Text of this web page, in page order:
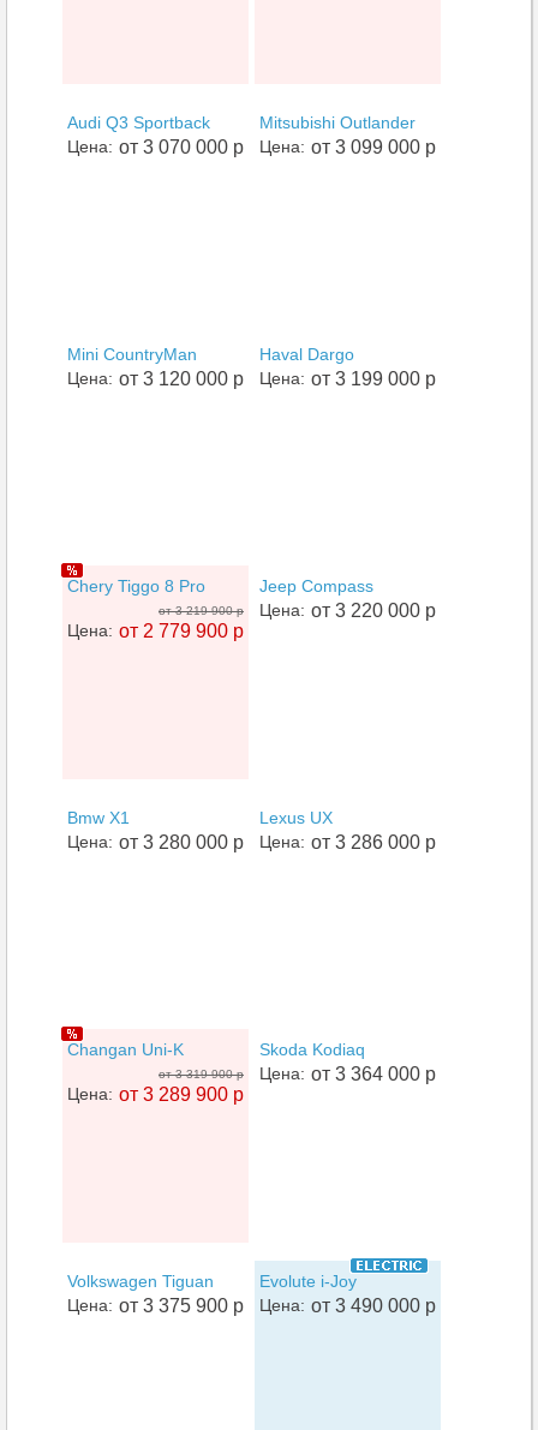
Audi Q3 Sportback
от 3 070 000 р
Цена:
Mitsubishi Outlander
от 3 099 000 р
Цена:
Mini CountryMan
от 3 120 000 р
Цена:
Haval Dargo
от 3 199 000 р
Цена:
Chery Tiggo 8 Pro
от 3 219 900 р
от 2 779 900 р
Цена:
Jeep Compass
от 3 220 000 р
Цена:
Bmw X1
от 3 280 000 р
Цена:
Lexus UX
от 3 286 000 р
Цена:
Changan Uni-K
от 3 319 900 р
от 3 289 900 р
Цена:
Skoda Kodiaq
от 3 364 000 р
Цена:
Volkswagen Tiguan
от 3 375 900 р
Цена:
Evolute i-Joy
от 3 490 000 р
Цена: